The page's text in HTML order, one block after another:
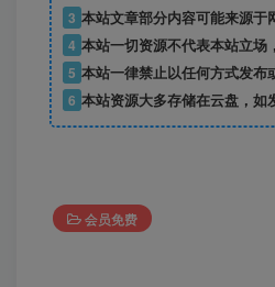
3 本站文章部分内容可能来源于
4 本站一切资源不代表本站立场
5 本站一律禁止以任何方式发布
6 本站资源大多存储在云盘，如
会员免费